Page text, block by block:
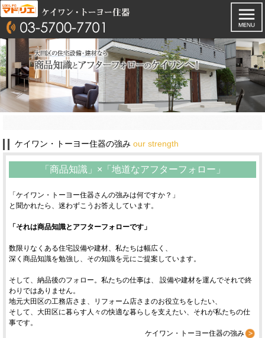
ケイワン・トーヨー住器の強み our strength
「商品知識」×「地道なアフターフォロー」
「ケイワン・トーヨー住器さんの強みは何ですか？」
と聞かれたら、迷わずこうお答えしています。
「それは商品知識とアフターフォローです」
数限りなくある住宅設備や建材、私たちは幅広く、
深く商品知識を勉強し、その知識を元にご提案しています。
そして、納品後のフォロー。私たちの仕事は、 設備や建材を運んでそれで終
わりではありません。
地元大田区の工務店さま、リフォーム店さまのお役立ちをしたい、
そして、大田区に暮らす人々の快適な暮らしを支えたい、それが私たちの仕
事です。
ケイワン・トーヨー住器の強み